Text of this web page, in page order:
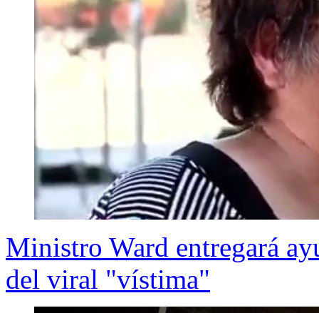
Ministro Ward entregará
del viral "vístima"